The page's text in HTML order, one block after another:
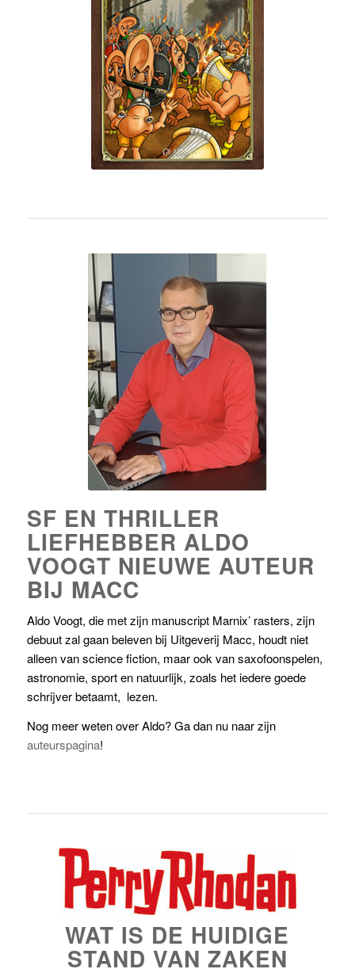
SF EN THRILLER
LIEFHEBBER ALDO
VOOGT NIEUWE AUTEUR
BIJ MACC
Aldo Voogt, die met zijn manuscript Marnix’ rasters, zijn
debuut zal gaan beleven bij Uitgeverij Macc, houdt niet
alleen van science fiction, maar ook van saxofoonspelen,
astronomie, sport en natuurlijk, zoals het iedere goede
schrijver betaamt, lezen.
Nog meer weten over Aldo? Ga dan nu naar zijn
auteurspagina
WAT IS DE HUIDIGE